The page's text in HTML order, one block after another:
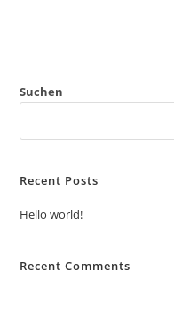
Suchen
Recent Posts
Hello world!
Recent Comments